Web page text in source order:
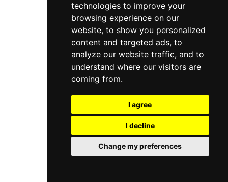
technologies to improve your
browsing experience on our
website, to show you personalized
content and targeted ads, to
analyze our website traffic, and to
understand where our visitors are
coming from.
I agree
I decline
Change my preferences